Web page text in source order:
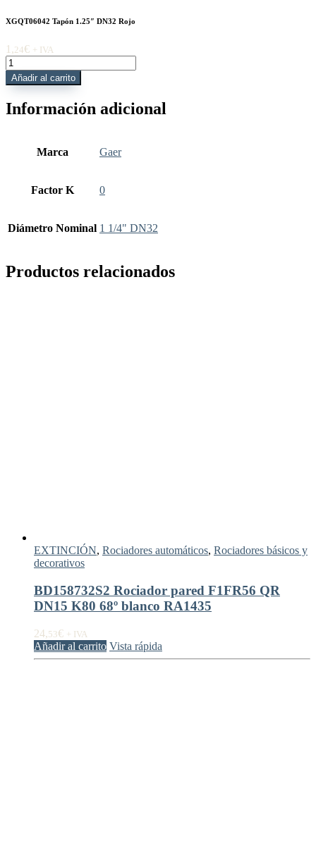
XGQT06042 Tapón 1.25″ DN32 Rojo
1,24€ + IVA
XGQT06042
Tapón
1.25"
Rojo
Añadir al carrito
Información adicional
Marca Gaer
Factor K 0
Diámetro Nominal 1 1/4" DN32
Productos relacionados
EXTINCIÓN, Rociadores automáticos, Rociadores básicos y
decorativos
BD158732S2 Rociador pared F1FR56 QR
DN15 K80 68º blanco RA1435
24,53€ + IVA
Añadir al carrito Vista rápida